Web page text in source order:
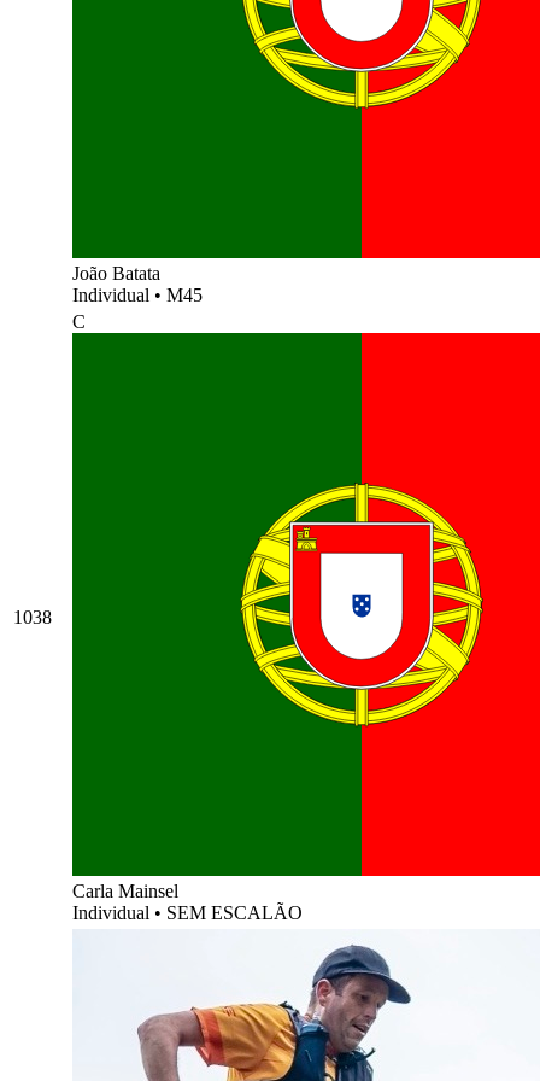
João Batata
Individual • M45
1038
C
Carla Mainsel
Individual • SEM ESCALÃO